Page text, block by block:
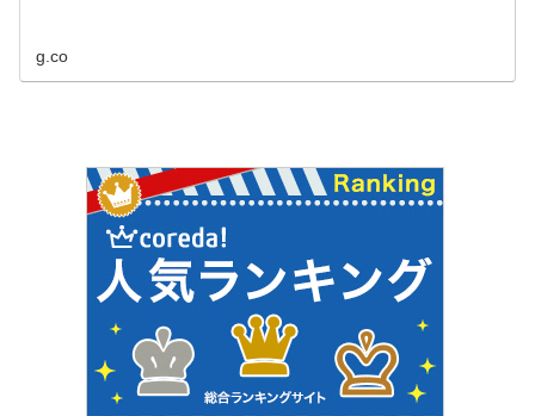
g.co